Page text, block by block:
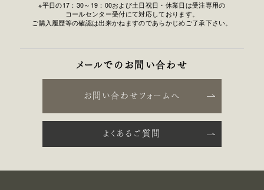
※平日の17：30～19：00および土日祝日・休業日は受注専用の
コールセンター受付にて対応しております。
ご購入履歴等の確認は出来かねますのであらかじめご了承下さい。
メールでのお問い合わせ
お問い合わせフォームへ
よくあるご質問